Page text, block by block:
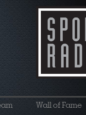
Wall of Fame